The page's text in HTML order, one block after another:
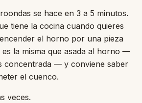
se hace en 3 a 5 minutos.
tiene la cocina cuando quieres
el horno por una pieza
la misma que asada al horno —
concentrada — y conviene saber
el cuenco.
veces.